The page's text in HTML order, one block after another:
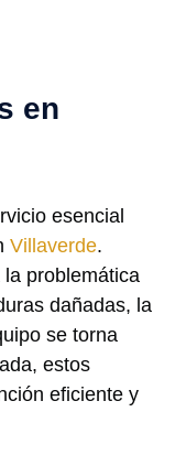
en
esencial
Villaverde.
problemática
dañadas, la
se torna
estos
eficiente y